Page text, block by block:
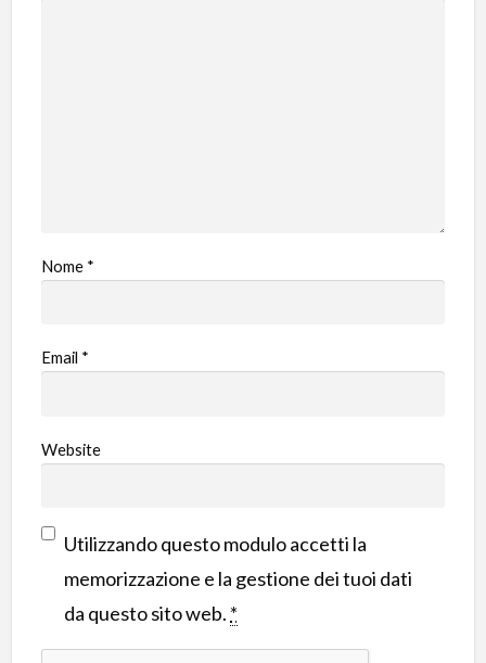
Nome *
Email *
Website
Utilizzando questo modulo accetti la
memorizzazione e la gestione dei tuoi dati
da questo sito web. *